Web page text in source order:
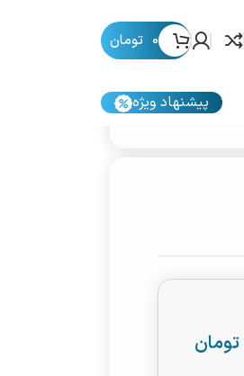
0 تومان
پیشنهاد ویژه
تومان